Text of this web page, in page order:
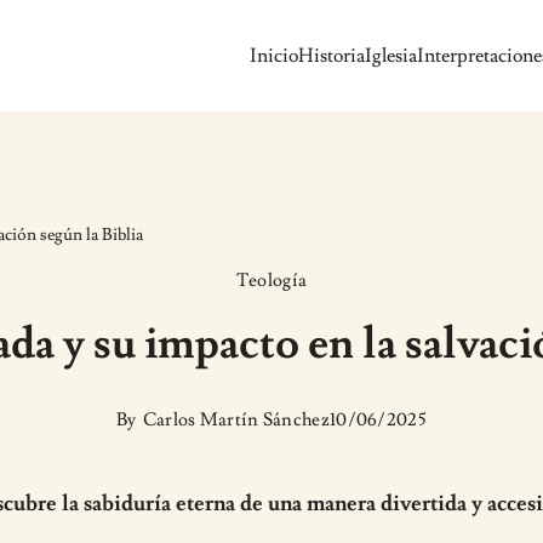
InicioHistoriaIglesia
según la Biblia
Teología
y su impacto en la
By Carlos Martín Sánchez10/06/2025
la sabiduría eterna de una manera divertida y